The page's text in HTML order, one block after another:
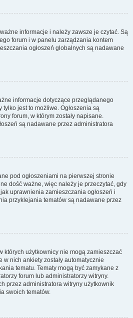
informacje i należy zawsze je czytać. Są
forum i w panelu zarządzania kontem
ogłoszeń globalnych są nadawane
informacje dotyczące przeglądanego
jest to możliwe. Ogłoszenia są
forum, w którym zostały napisane.
są nadawane przez administratora
pod ogłoszeniami na pierwszej stronie
dość ważne, więc należy je przeczytać, gdy
uprawnienia zamieszczania ogłoszeń i
przyklejania tematów są nadawane przez
których użytkownicy nie mogą zamieszczać
nich ankiety zostały automatycznie
tematu. Tematy mogą być zamykane z
forum lub administratorzy witryny.
przez administratora witryny użytkownik
swoich tematów.